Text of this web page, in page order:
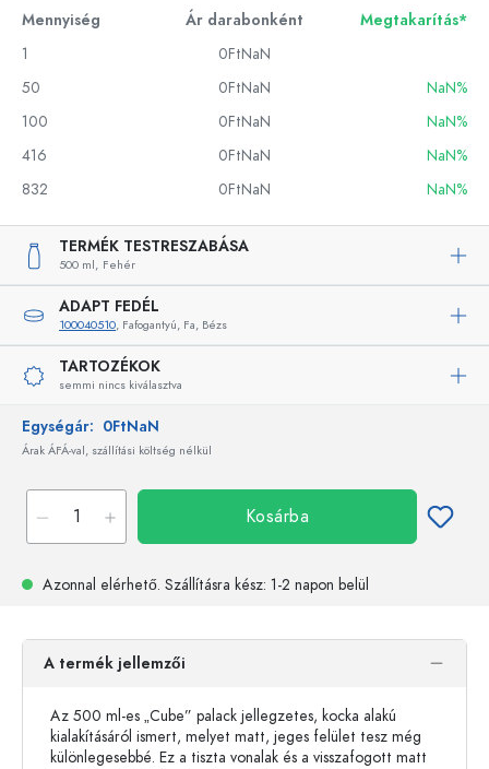
Mennyiség Ár darabonként
Megtakarítás*
1
0FtNaN
50
0FtNaN
NaN%
100
0FtNaN
NaN%
416
0FtNaN
NaN%
832
0FtNaN NaN%
TERMÉK TESTRESZABÁSA
500 ml, Fehér
ADAPT FEDÉL
100040510, Fafogantyú, Fa, Bézs
TARTOZÉKOK
semmi nincs kiválasztva
Egységár: 0FtNaN
Árak ÁFÁ-val, szállítási költség nélkül
Kosárba
Azonnal elérhető. Szállításra kész: 1-2 napon belül
A termék jellemzői
Az 500 ml-es „Cube” palack jellegzetes, kocka alakú
kialakításáról ismert, melyet matt, jeges felület tesz még
különlegesebbé. Ez a tiszta vonalak és a visszafogott matt